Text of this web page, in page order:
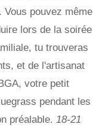
Vous pouvez même
lors de la soirée
tu trouveras
et de l'artisanat
votre petit
pendant les
préalable. 18-21